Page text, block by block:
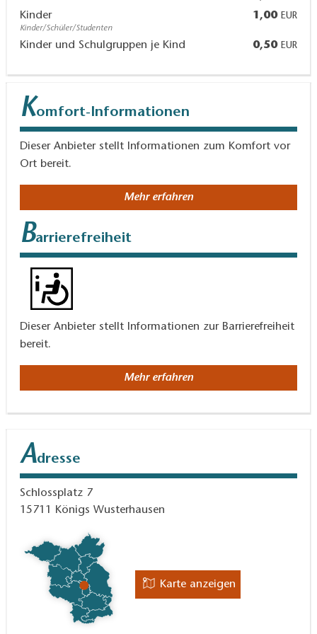
Kinder 1,00 EUR
Kinder/Schüler/Studenten
Kinder und Schulgruppen je Kind 0,50 EUR
Komfort-Informationen
Dieser Anbieter stellt Informationen zum Komfort vor
Ort bereit.
Mehr erfahren
Barrierefreiheit
Dieser Anbieter stellt Informationen zur Barrierefreiheit
bereit.
Mehr erfahren
Adresse
Schlossplatz 7
15711
Königs Wusterhausen
Karte anzeigen